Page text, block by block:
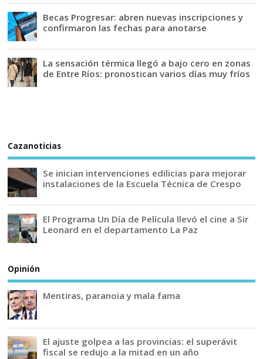
Becas Progresar: abren nuevas inscripciones y
confirmaron las fechas para anotarse
La sensación térmica llegó a bajo cero en zonas
de Entre Ríos: pronostican varios días muy fríos
Cazanoticias
Se inician intervenciones edilicias para mejorar
instalaciones de la Escuela Técnica de Crespo
El Programa Un Día de Película llevó el cine a Sir
Leonard en el departamento La Paz
Opinión
Mentiras, paranoia y mala fama
El ajuste golpea a las provincias: el superávit
fiscal se redujo a la mitad en un año